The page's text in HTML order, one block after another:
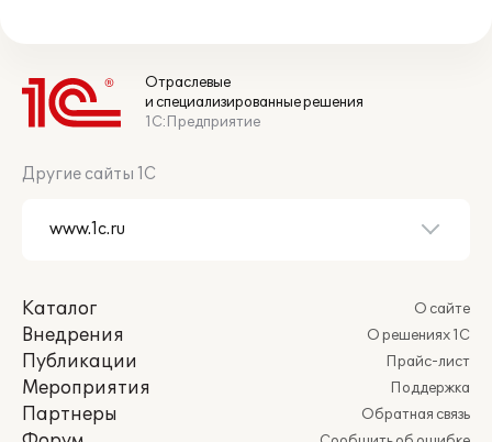
Отраслевые
и специализированные решения
1С:Предприятие
Другие сайты 1С
Каталог
Внедрения
Публикации
Мероприятия
Партнеры
О сайте
О решениях 1С
Прайс-лист
Поддержка
Обратная связь